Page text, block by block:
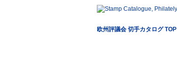
欧州評議会 切手カタログ TOP